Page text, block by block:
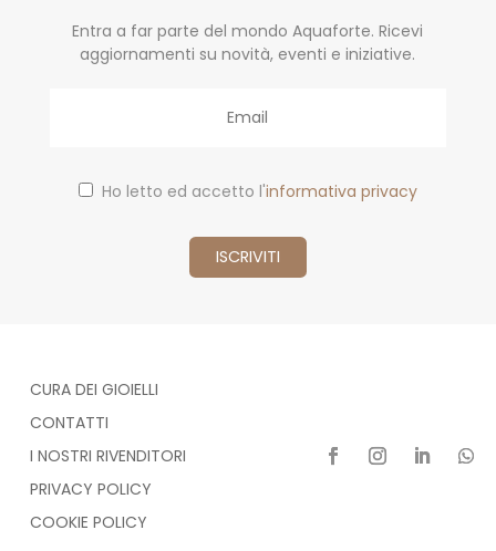
Entra a far parte del mondo Aquaforte. Ricevi
aggiornamenti su novità, eventi e iniziative.
Ho letto ed accetto l'informativa privacy
CURA DEI GIOIELLI
CONTATTI
I NOSTRI RIVENDITORI
PRIVACY POLICY
COOKIE POLICY